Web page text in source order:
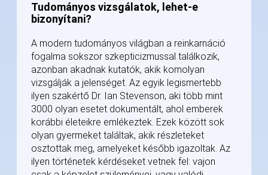
Tudományos vizsgálatok, lehet-e
bizonyítani?
A modern tudományos világban a reinkarnáció
fogalma sokszor szkepticizmussal találkozik,
azonban akadnak kutatók, akik komolyan
vizsgálják a jelenséget. Az egyik legismertebb
ilyen szakértő Dr. Ian Stevenson, aki több mint
3000 olyan esetet dokumentált, ahol emberek
korábbi életeikre emlékeztek. Ezek között sok
olyan gyermeket találtak, akik részleteket
osztottak meg, amelyeket később igazoltak. Az
ilyen történetek kérdéseket vetnek fel: vajon